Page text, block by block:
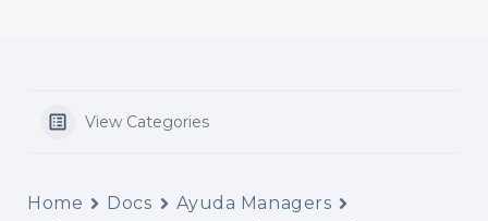
View Categories
Home Docs
Ayuda Managers